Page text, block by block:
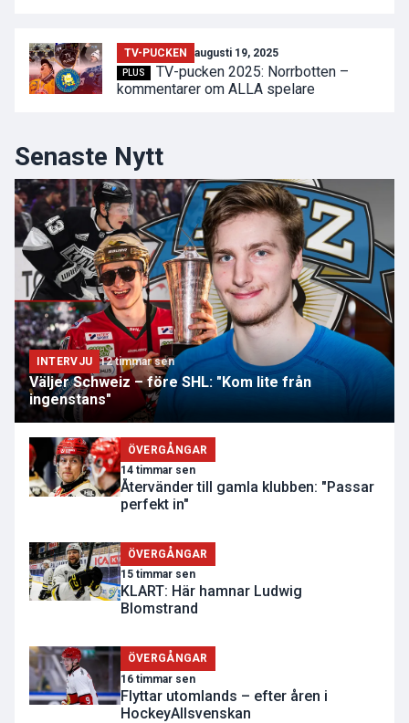
TV-PUCKEN augusti 19, 2025
PLUS
TV-pucken 2025: Norrbotten –
kommentarer om ALLA spelare
Senaste Nytt
INTERVJU 12 timmar sen
Väljer Schweiz – före SHL: "Kom lite från
ingenstans"
ÖVERGÅNGAR
14 timmar sen
Återvänder till gamla klubben: "Passar
perfekt in"
ÖVERGÅNGAR
15 timmar sen
KLART: Här hamnar Ludwig
Blomstrand
ÖVERGÅNGAR
16 timmar sen
Flyttar utomlands – efter åren i
HockeyAllsvenskan